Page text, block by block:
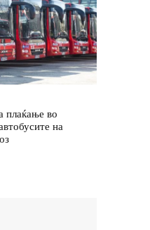
плаќање во
на